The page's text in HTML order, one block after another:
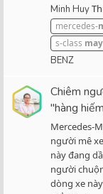
Minh Huy
mercedes-
s-class
BENZ
Chiêm
"hàng
Mercedes-
người mê
này đang
người
dòng xe